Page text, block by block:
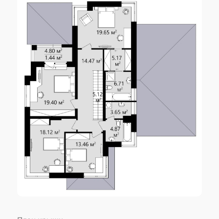
Угол наклона крыши
Высота дома
Количество спален
Количество санузлов
Внесение изменений
Авторское название